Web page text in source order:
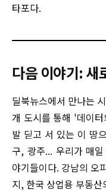
타포다.
다음 이야기: 새
딜북뉴스에서 만나는
개 도시를 통해 '데이
발 딛고 서 있는 이 땅
구, 광주... 우리가 매
야기들이다. 강남의 오
지, 한국 상업용 부동